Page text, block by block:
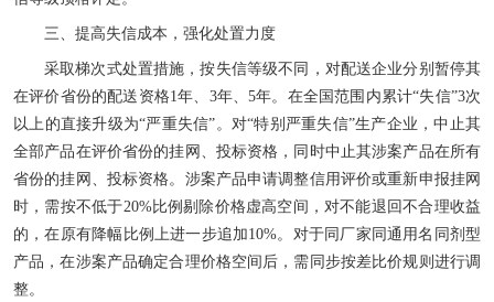
三、提高失信成本，强化处置力度
采取梯次式处置措施，按失信等级不同，对配送企业分别暂停其
在评价省份的配送资格1年、3年、5年。在全国范围内累计“失信”3次
以上的直接升级为“严重失信”。对“特别严重失信”生产企业，中止其
全部产品在评价省份的挂网、投标资格，同时中止其涉案产品在所有
省份的挂网、投标资格。涉案产品申请调整信用评价或重新申报挂网
时，需按不低于20%比例剔除价格虚高空间，对不能退回不合理收益
的，在原有降幅比例上进一步追加10%。对于同厂家同通用名同剂型
产品，在涉案产品确定合理价格空间后，需同步按差比价规则进行调
整。